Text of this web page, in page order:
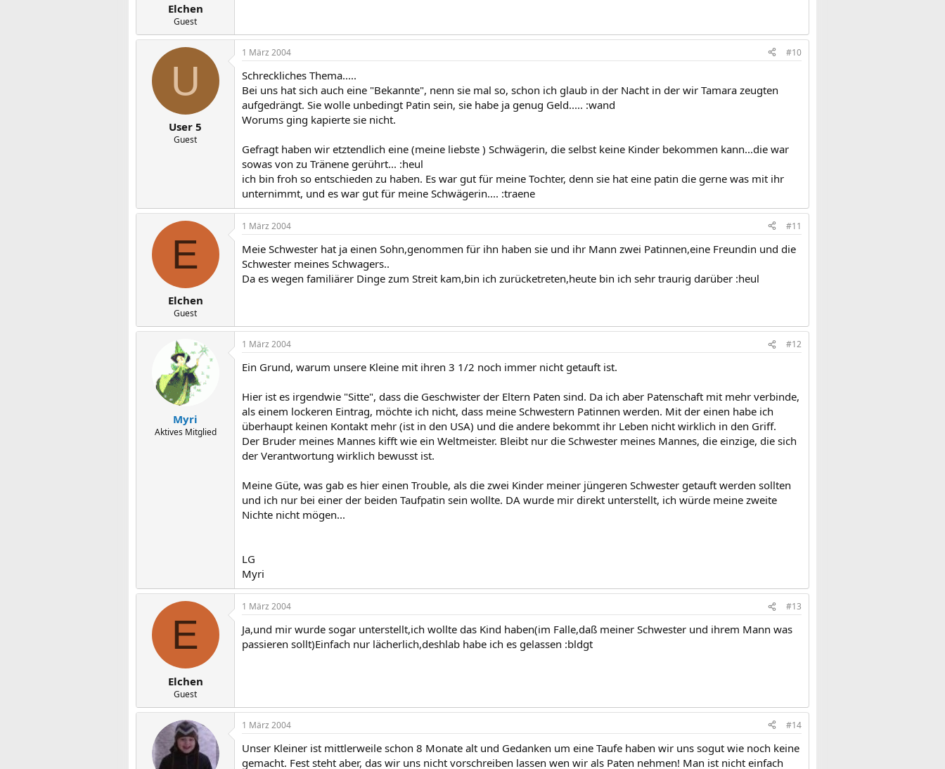
Elchen
Guest
U
User 5
Guest
1 März 2004 #10
Schreckliches Thema.....
Bei uns hat sich auch eine "Bekannte", nenn sie mal so, schon ich glaub in der Nacht in der wir Tamara zeugten
aufgedrängt. Sie wolle unbedingt Patin sein, sie habe ja genug Geld..... :wand
Worums ging kapierte sie nicht.
Gefragt haben wir etztendlich eine (meine liebste ) Schwägerin, die selbst keine Kinder bekommen kann...die war
sowas von zu Tränene gerührt... :heul
ich bin froh so entschieden zu haben. Es war gut für meine Tochter, denn sie hat eine patin die gerne was mit ihr
unternimmt, und es war gut für meine Schwägerin.... :traene
E
Elchen
Guest
1 März 2004 #11
Meie Schwester hat ja einen Sohn,genommen für ihn haben sie und ihr Mann zwei Patinnen,eine Freundin und die
Schwester meines Schwagers..
Da es wegen familiärer Dinge zum Streit kam,bin ich zurücketreten,heute bin ich sehr traurig darüber :heul
Myri
Aktives Mitglied
1 März 2004 #12
Ein Grund, warum unsere Kleine mit ihren 3 1/2 noch immer nicht getauft ist.
Hier ist es irgendwie "Sitte", dass die Geschwister der Eltern Paten sind. Da ich aber Patenschaft mit mehr verbinde,
als einem lockeren Eintrag, möchte ich nicht, dass meine Schwestern Patinnen werden. Mit der einen habe ich
überhaupt keinen Kontakt mehr (ist in den USA) und die andere bekommt ihr Leben nicht wirklich in den Griff.
Der Bruder meines Mannes kifft wie ein Weltmeister. Bleibt nur die Schwester meines Mannes, die einzige, die sich
der Verantwortung wirklich bewusst ist.
Meine Güte, was gab es hier einen Trouble, als die zwei Kinder meiner jüngeren Schwester getauft werden sollten
und ich nur bei einer der beiden Taufpatin sein wollte. DA wurde mir direkt unterstellt, ich würde meine zweite
Nichte nicht mögen...
LG
Myri
E
Elchen
Guest
1 März 2004 #13
Ja,und mir wurde sogar unterstellt,ich wollte das Kind haben(im Falle,daß meiner Schwester und ihrem Mann was
passieren sollt)Einfach nur lächerlich,deshlab habe ich es gelassen :bldgt
1 März 2004 #14
Unser Kleiner ist mittlerweile schon 8 Monate alt und Gedanken um eine Taufe haben wir uns sogut wie noch keine
gemacht. Fest steht aber, das wir uns nicht vorschreiben lassen wen wir als Paten nehmen! Man ist nicht einfach